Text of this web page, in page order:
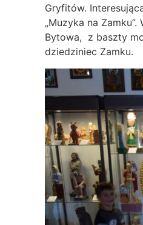
Gryfitów.
„Muzyka na
Bytowa, z baszty
dziedziniec Zamku.